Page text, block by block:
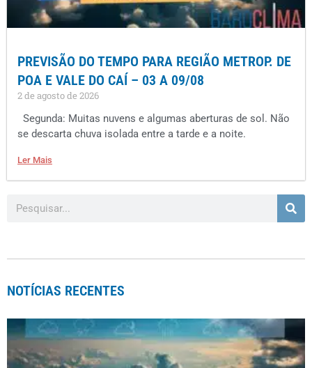
PREVISÃO DO TEMPO PARA REGIÃO METROP. DE
POA E VALE DO CAÍ – 03 A 09/08
2 de agosto de 2026
Segunda: Muitas nuvens e algumas aberturas de sol. Não
se descarta chuva isolada entre a tarde e a noite.
Ler Mais
NOTÍCIAS RECENTES